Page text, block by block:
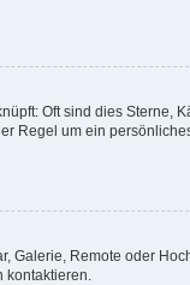
Oft sind dies Sterne,
Regel um ein
Galerie, Remote oder